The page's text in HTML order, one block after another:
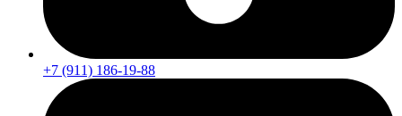
+7 (911) 186-19-88